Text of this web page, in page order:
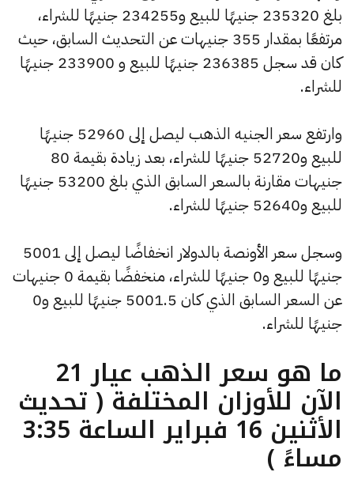
بلغ 235320 جنيهًا للبيع و234255 جنيهًا للشراء،
مرتفعًا بمقدار 355 جنيهات عن التحديث السابق، حيث
كان قد سجل 236385 جنيهًا للبيع و 233900 جنيهًا
للشراء.
وارتفع سعر الجنيه الذهب ليصل إلى 52960 جنيهًا
للبيع و52720 جنيهًا للشراء، بعد زيادة بقيمة 80
جنيهات مقارنة بالسعر السابق الذي بلغ 53200 جنيهًا
للبيع و52640 جنيهًا للشراء.
وسجل سعر الأونصة بالدولار انخفاضًا ليصل إلى 5001
جنيهًا للبيع و0 جنيهًا للشراء، منخفضًا بقيمة 0 جنيهات
عن السعر السابق الذي كان 5001.5 جنيهًا للبيع و0
جنيهًا للشراء.
ما هو سعر الذهب عيار 21
الآن للأوزان المختلفة ( تحديث
الأثنين 16 فبراير الساعة 3:35
مساءً )